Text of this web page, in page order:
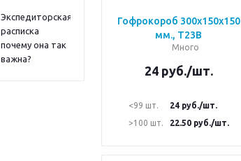
Экспедиторская
расписка
почему она так
важна?
Гофрокороб 300х150х150
мм., Т23В
Много
24руб./шт.
<99 шт. 24руб./шт.
>100 шт.
22.50руб./шт.